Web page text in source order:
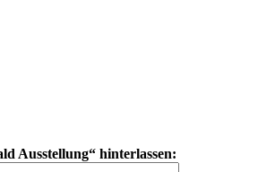
Ausstellung hinterlassen: